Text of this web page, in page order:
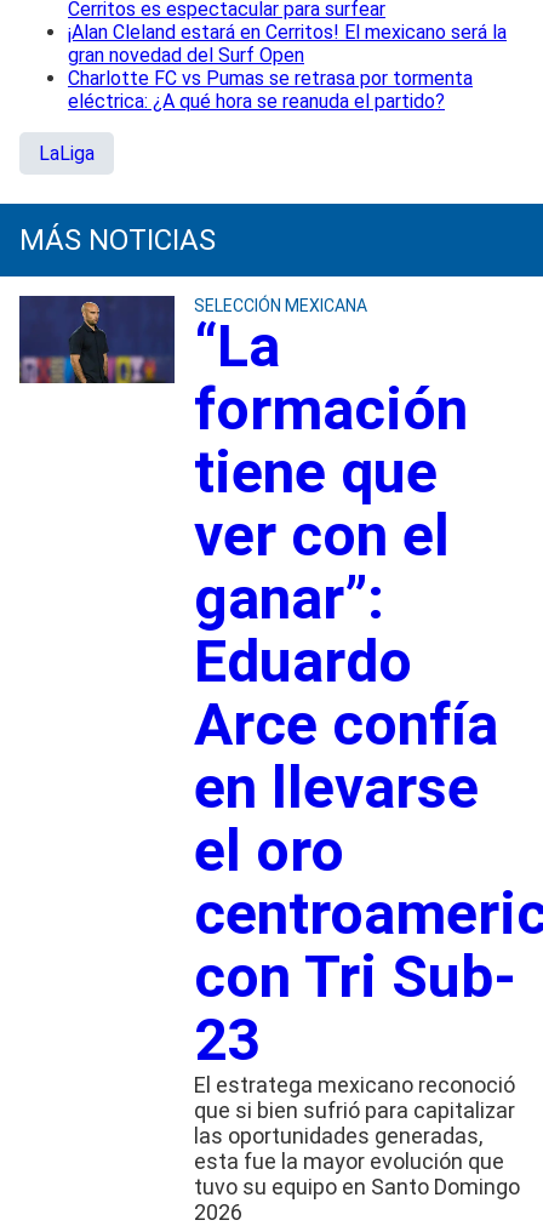
Cerritos es espectacular para surfear
¡Alan Cleland estará en Cerritos! El mexicano será la
gran novedad del Surf Open
Charlotte FC vs Pumas se retrasa por tormenta
eléctrica: ¿A qué hora se reanuda el partido?
LaLiga
MÁS NOTICIAS
SELECCIÓN MEXICANA
“La
formación
tiene que
ver con el
ganar”:
Eduardo
Arce confía
en llevarse
el oro
con Tri Sub-
23
El estratega mexicano reconoció
que si bien sufrió para capitalizar
las oportunidades generadas,
esta fue la mayor evolución que
tuvo su equipo en Santo Domingo
2026